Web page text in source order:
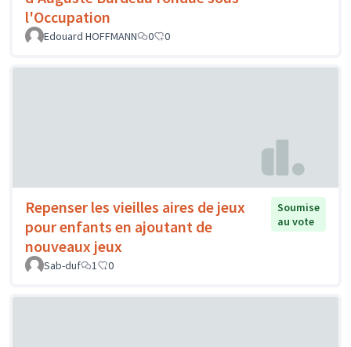
l'Occupation
Edouard HOFFMANN 0 0
Repenser les vieilles aires de jeux
pour enfants en ajoutant de
nouveaux jeux
Soumise
au vote
Sab-duf 1 0